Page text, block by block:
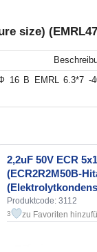
size)
16 В EMRL 6.3*7 -
2,2uF 50V ECR
(ECR2R2M50B-
Produktcode: 3112
3 zu Favoriten